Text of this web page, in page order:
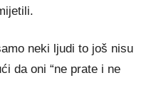
neki ljudi to još nisu
da oni “ne prate i ne